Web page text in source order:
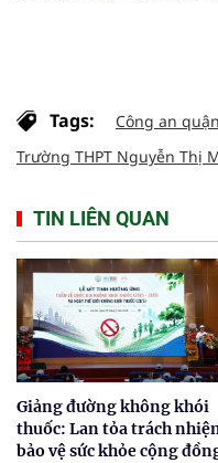
Tags: Công an
Trường THPT Nguyễn Thị
TIN LIÊN QUAN
Giảng đường không khói
thuốc: Lan tỏa trách
bảo vệ sức khỏe cộng